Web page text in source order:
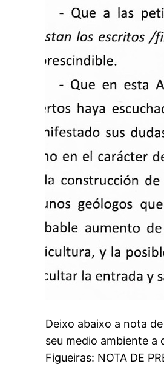
Deixo abaixo a nota
seu medio ambiente
Figueiras: NOTA DE